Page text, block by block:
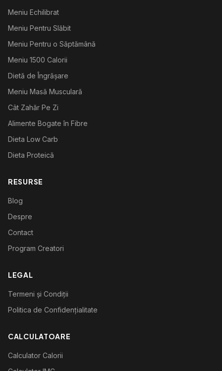
Meniu Echilibrat
Meniu Pentru Slăbit
Meniu Pentru o Săptămână
Meniu 1500 Calorii
Dietă de Îngrășare
Meniu Masă Musculară
Cât Zahăr Pe Zi
Alimente Bogate în Fibre
Dieta Low Carb
Dieta Proteică
RESURSE
Blog
Despre
Contact
Program Creatori
LEGAL
Termeni și Condiții
Politica de Confidențialitate
CALCULATOARE
Calculator Calorii